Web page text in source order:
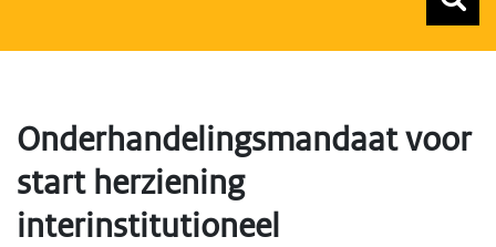
Onderhandelingsmandaat voor
start herziening
interinstitutioneel